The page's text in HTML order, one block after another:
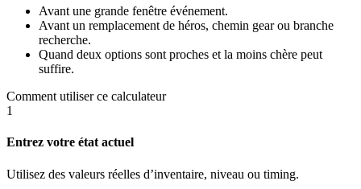
Avant une grande fenêtre événement.
Avant un remplacement de héros, chemin gear ou branche
recherche.
Quand deux options sont proches et la moins chère peut
suffire.
Comment utiliser ce calculateur
1
Entrez votre état actuel
Utilisez des valeurs réelles d’inventaire, niveau ou timing.